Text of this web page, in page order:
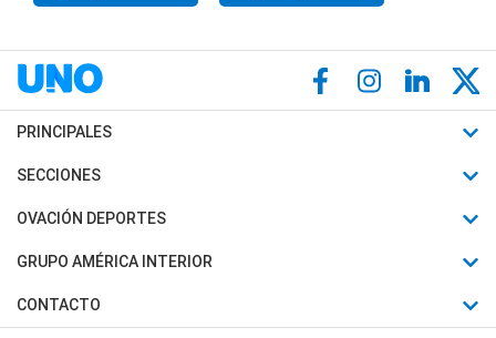
PRINCIPALES
Últimas Noticias
Política
Judiciales
SECCIONES
Horóscopo
Motores
Trucos caseros
OVACIÓN DEPORTES
Fútbol
Mundial
Automovilismo
GRUPO AMÉRICA INTERIOR
Canal 7 en Vivo
CONTACTO